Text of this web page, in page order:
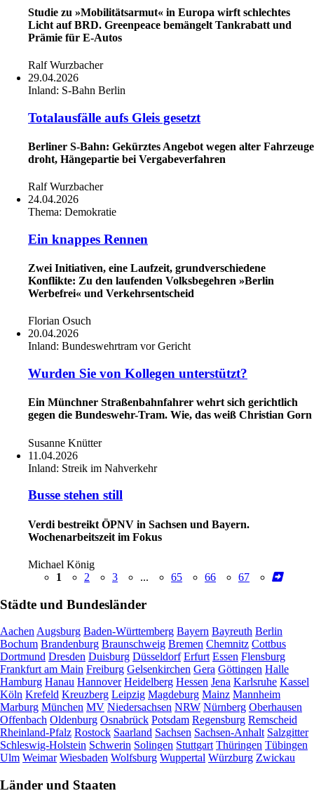
Studie zu »Mobilitätsarmut« in Europa wirft schlechtes
Licht auf BRD. Greenpeace bemängelt Tankrabatt und
Prämie für E-Autos
Ralf Wurzbacher
29.04.2026
Inland: S-Bahn Berlin
Totalausfälle aufs Gleis gesetzt
Berliner S-Bahn: Gekürztes Angebot wegen alter Fahrzeuge
droht, Hängepartie bei Vergabeverfahren
Ralf Wurzbacher
24.04.2026
Thema: Demokratie
Ein knappes Rennen
Zwei Initiativen, eine Laufzeit, grundverschiedene
Konflikte: Zu den laufenden Volksbegehren »Berlin
Werbefrei« und Verkehrsentscheid
Florian Osuch
20.04.2026
Inland: Bundeswehrtram vor Gericht
Wurden Sie von Kollegen unterstützt?
Ein Münchner Straßenbahnfahrer wehrt sich gerichtlich
gegen die Bundeswehr-Tram. Wie, das weiß Christian Gorn
Susanne Knütter
11.04.2026
Inland: Streik im Nahverkehr
Busse stehen still
Verdi bestreikt ÖPNV in Sachsen und Bayern.
Wochenarbeitszeit im Fokus
Michael König
1
2 3 ... 65 66 67
Städte und Bundesländer
Aachen Augsburg Baden-Württemberg Bayern Bayreuth Berlin
Bochum Brandenburg Braunschweig Bremen Chemnitz Cottbus
Dortmund Dresden Duisburg Düsseldorf Erfurt Essen Flensburg
Frankfurt am Main Freiburg Gelsenkirchen Gera Göttingen Halle
Hamburg Hanau Hannover Heidelberg Hessen Jena Karlsruhe Kassel
Köln Krefeld Kreuzberg Leipzig Magdeburg Mainz Mannheim
Marburg München MV Niedersachsen NRW Nürnberg Oberhausen
Offenbach Oldenburg Osnabrück Potsdam Regensburg Remscheid
Rheinland-Pfalz Rostock Saarland Sachsen Sachsen-Anhalt Salzgitter
Schleswig-Holstein Schwerin Solingen Stuttgart Thüringen Tübingen
Ulm Weimar Wiesbaden Wolfsburg Wuppertal Würzburg Zwickau
Länder und Staaten